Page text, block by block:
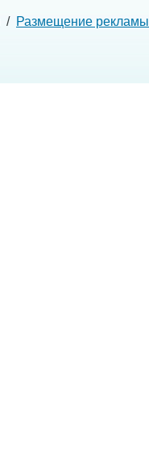
/ Размещение рекламы